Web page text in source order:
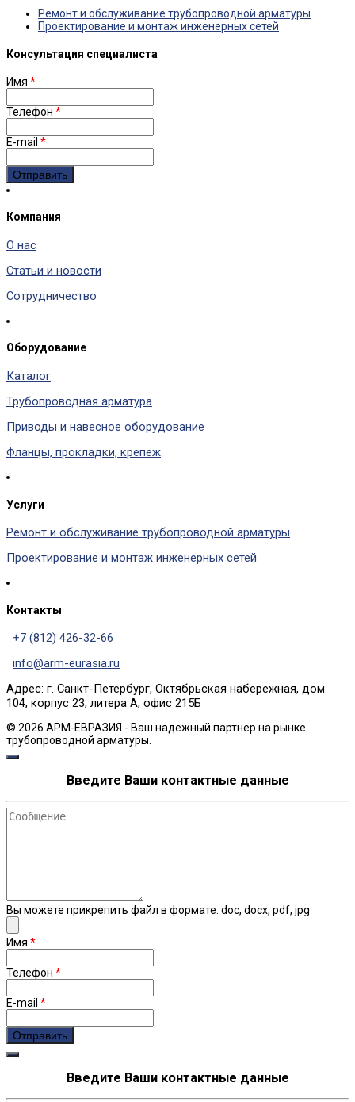
Ремонт и обслуживание трубопроводной арматуры
Проектирование и монтаж инженерных сетей
Консультация специалиста
Имя *
Телефон *
E-mail *
Компания
О нас
Статьи и новости
Сотрудничество
Оборудование
Каталог
Трубопроводная арматура
Приводы и навесное оборудование
Фланцы, прокладки, крепеж
Услуги
Ремонт и обслуживание трубопроводной арматуры
Проектирование и монтаж инженерных сетей
Контакты
+7 (812) 426-32-66
info@arm-eurasia.ru
Адрес: г. Санкт-Петербург, Октябрьская набережная, дом
104, корпус 23, литера А, офис 215Б
© 2026 АРМ-ЕВРАЗИЯ - Ваш надежный партнер на рынке
трубопроводной арматуры.
Введите Ваши контактные данные
Сообщение
Вы можете прикрепить файл в формате: doc, docx, pdf, jpg
Имя *
Телефон *
E-mail *
Введите Ваши контактные данные